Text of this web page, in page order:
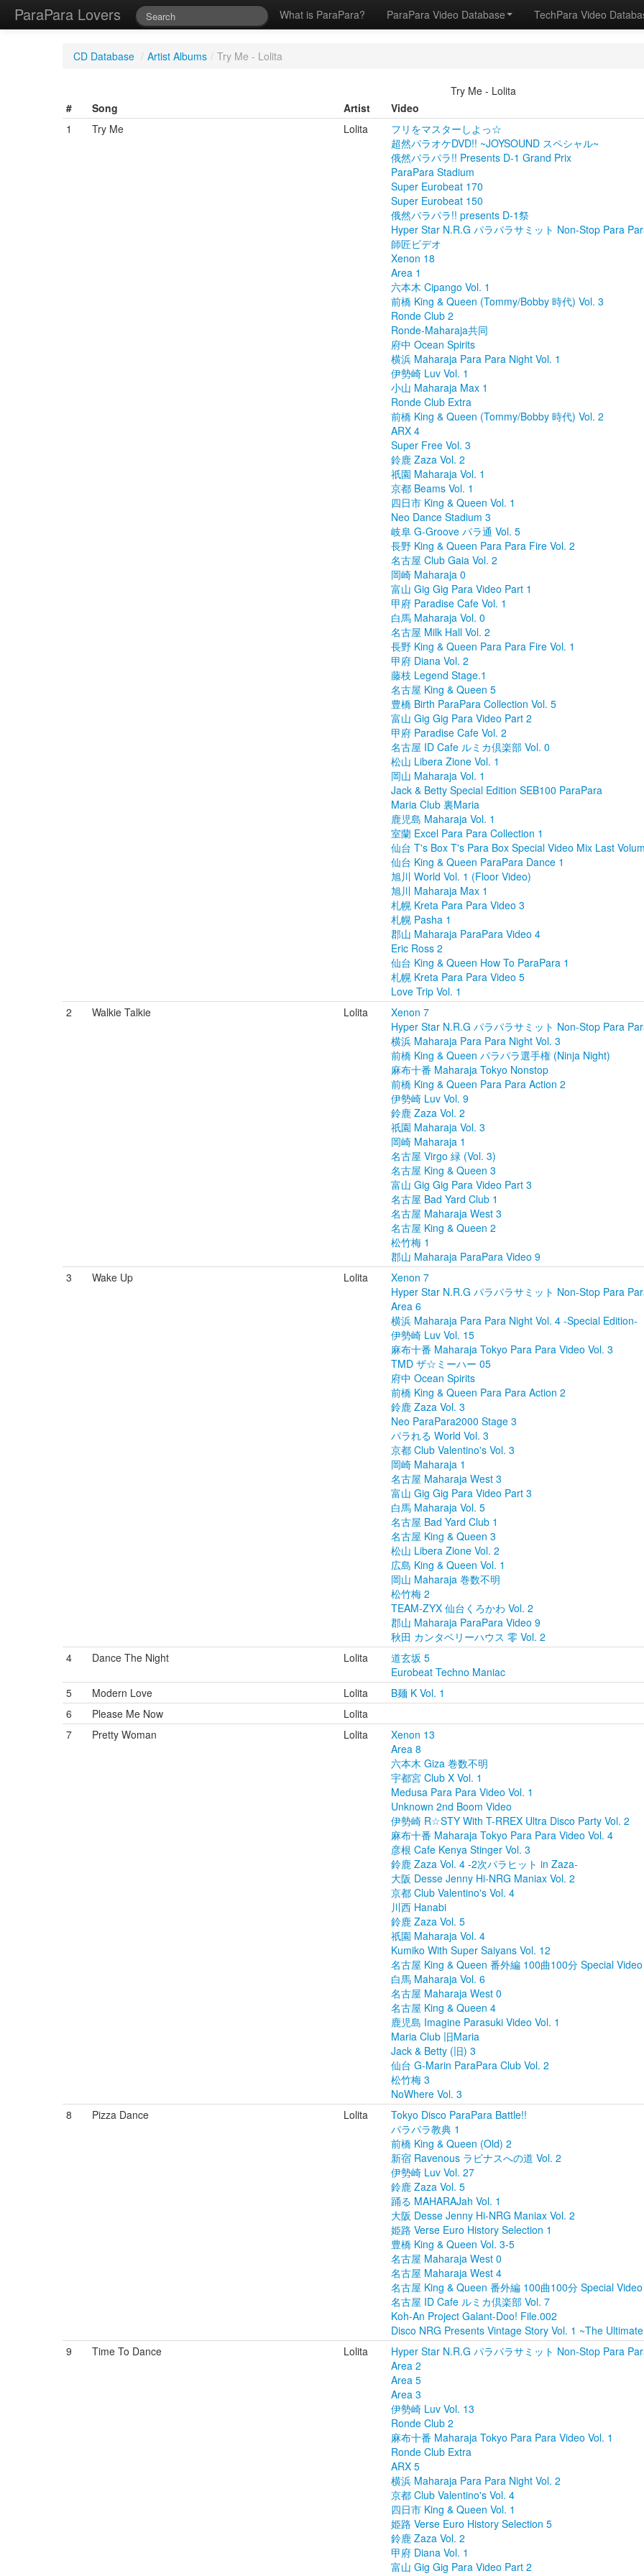
ParaPara Lovers What is ParaPara? ParaPara Video Database TechPara Video
CD Database / Artist Albums / Try Me - Lolita
Try Me - Lolita
#
Song Artist
Video
1
Try Me Lolita
フリをマスターしよっ☆
超然パラオケDVD!! ~JOYSOUND スペシャル~
俄然パラパラ!! Presents D-1 Grand Prix
ParaPara Stadium
Super Eurobeat 170
Super Eurobeat 150
俄然パラパラ!! presents D-1祭
Hyper Star N.R.G パラパラサミット Non-Stop Para
師匠ビデオ
Xenon 18
Area 1
六本木 Cipango Vol. 1
前橋 King & Queen (Tommy/Bobby 時代) Vol. 3
Ronde Club 2
Ronde-Maharaja共同
府中 Ocean Spirits
横浜 Maharaja Para Para Night Vol. 1
伊勢崎 Luv Vol. 1
小山 Maharaja Max 1
Ronde Club Extra
前橋 King & Queen (Tommy/Bobby 時代) Vol. 2
ARX 4
Super Free Vol. 3
鈴鹿 Zaza Vol. 2
祇園 Maharaja Vol. 1
京都 Beams Vol. 1
四日市 King & Queen Vol. 1
Neo Dance Stadium 3
岐阜 G-Groove パラ通 Vol. 5
長野 King & Queen Para Para Fire Vol. 2
名古屋 Club Gaia Vol. 2
岡崎 Maharaja 0
富山 Gig Gig Para Video Part 1
甲府 Paradise Cafe Vol. 1
白馬 Maharaja Vol. 0
名古屋 Milk Hall Vol. 2
長野 King & Queen Para Para Fire Vol. 1
甲府 Diana Vol. 2
藤枝 Legend Stage.1
名古屋 King & Queen 5
豊橋 Birth ParaPara Collection Vol. 5
富山 Gig Gig Para Video Part 2
甲府 Paradise Cafe Vol. 2
名古屋 ID Cafe ルミカ倶楽部 Vol. 0
松山 Libera Zione Vol. 1
岡山 Maharaja Vol. 1
Jack & Betty Special Edition SEB100 ParaPara
Maria Club 裏Maria
鹿児島 Maharaja Vol. 1
室蘭 Excel Para Para Collection 1
仙台 T's Box T's Para Box Special Video Mix Last
仙台 King & Queen ParaPara Dance 1
旭川 World Vol. 1 (Floor Video)
旭川 Maharaja Max 1
札幌 Kreta Para Para Video 3
札幌 Pasha 1
郡山 Maharaja ParaPara Video 4
Eric Ross 2
仙台 King & Queen How To ParaPara 1
札幌 Kreta Para Para Video 5
Love Trip Vol. 1
2
Walkie Talkie Lolita
Xenon 7
Hyper Star N.R.G パラパラサミット Non-Stop Para
横浜 Maharaja Para Para Night Vol. 3
前橋 King & Queen パラパラ選手権 (Ninja Night)
麻布十番 Maharaja Tokyo Nonstop
前橋 King & Queen Para Para Action 2
伊勢崎 Luv Vol. 9
鈴鹿 Zaza Vol. 2
祇園 Maharaja Vol. 3
岡崎 Maharaja 1
名古屋 Virgo 緑 (Vol. 3)
名古屋 King & Queen 3
富山 Gig Gig Para Video Part 3
名古屋 Bad Yard Club 1
名古屋 Maharaja West 3
名古屋 King & Queen 2
松竹梅 1
郡山 Maharaja ParaPara Video 9
3
Wake Up Lolita
Xenon 7
Hyper Star N.R.G パラパラサミット Non-Stop Para
Area 6
横浜 Maharaja Para Para Night Vol. 4 -Special Edition-
伊勢崎 Luv Vol. 15
麻布十番 Maharaja Tokyo Para Para Video Vol. 3
TMD ザ☆ミーハー 05
府中 Ocean Spirits
前橋 King & Queen Para Para Action 2
鈴鹿 Zaza Vol. 3
Neo ParaPara2000 Stage 3
パラれる World Vol. 3
京都 Club Valentino's Vol. 3
岡崎 Maharaja 1
名古屋 Maharaja West 3
富山 Gig Gig Para Video Part 3
白馬 Maharaja Vol. 5
名古屋 Bad Yard Club 1
名古屋 King & Queen 3
松山 Libera Zione Vol. 2
広島 King & Queen Vol. 1
岡山 Maharaja 巻数不明
松竹梅 2
TEAM-ZYX 仙台くろかわ Vol. 2
郡山 Maharaja ParaPara Video 9
秋田 カンタベリーハウス 零 Vol. 2
4
Dance The Night Lolita
道玄坂 5
Eurobeat Techno Maniac
5
Modern Love Lolita
B麺 K Vol. 1
6
Please Me Now
Lolita
7
Pretty Woman Lolita
Xenon 13
Area 8
六本木 Giza 巻数不明
宇都宮 Club X Vol. 1
Medusa Para Para Video Vol. 1
Unknown 2nd Boom Video
伊勢崎 R☆STY With T-RREX Ultra Disco Party Vol. 2
麻布十番 Maharaja Tokyo Para Para Video Vol. 4
彦根 Cafe Kenya Stinger Vol. 3
鈴鹿 Zaza Vol. 4 -2次パラヒット in Zaza-
大阪 Desse Jenny Hi-NRG Maniax Vol. 2
京都 Club Valentino's Vol. 4
川西 Hanabi
鈴鹿 Zaza Vol. 5
祇園 Maharaja Vol. 4
Kumiko With Super Saiyans Vol. 12
名古屋 King & Queen 番外編 100曲100分 Special Video
白馬 Maharaja Vol. 6
名古屋 Maharaja West 0
名古屋 King & Queen 4
鹿児島 Imagine Parasuki Video Vol. 1
Maria Club 旧Maria
Jack & Betty (旧) 3
仙台 G-Marin ParaPara Club Vol. 2
松竹梅 3
NoWhere Vol. 3
8
Pizza Dance Lolita
Tokyo Disco ParaPara Battle!!
パラパラ教典 1
前橋 King & Queen (Old) 2
新宿 Ravenous ラビナスへの道 Vol. 2
伊勢崎 Luv Vol. 27
鈴鹿 Zaza Vol. 5
踊る MAHARAJah Vol. 1
大阪 Desse Jenny Hi-NRG Maniax Vol. 2
姫路 Verse Euro History Selection 1
豊橋 King & Queen Vol. 3-5
名古屋 Maharaja West 0
名古屋 Maharaja West 4
名古屋 King & Queen 番外編 100曲100分 Special Video
名古屋 ID Cafe ルミカ倶楽部 Vol. 7
Koh-An Project Galant-Doo! File.002
Disco NRG Presents Vintage Story Vol. 1 ~The
9
Time To Dance Lolita
Hyper Star N.R.G パラパラサミット Non-Stop Para
Area 2
Area 5
Area 3
伊勢崎 Luv Vol. 13
Ronde Club 2
麻布十番 Maharaja Tokyo Para Para Video Vol. 1
Ronde Club Extra
ARX 5
横浜 Maharaja Para Para Night Vol. 2
京都 Club Valentino's Vol. 4
四日市 King & Queen Vol. 1
姫路 Verse Euro History Selection 5
鈴鹿 Zaza Vol. 2
甲府 Diana Vol. 1
富山 Gig Gig Para Video Part 2